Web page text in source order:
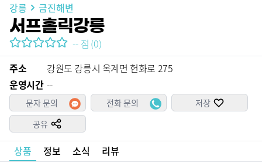
강릉 금진해변
서프홀릭강릉
-- 점 (0)
주소
강원도 강릉시 옥계면 헌화로 275
운영시간 --
문자 문의 전화 문의
저장
공유
상품 정보 소식 리뷰